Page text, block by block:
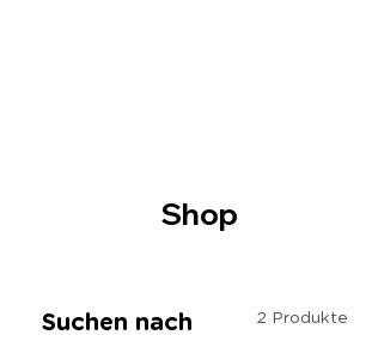
Shop
Suchen nach 2 Produkte